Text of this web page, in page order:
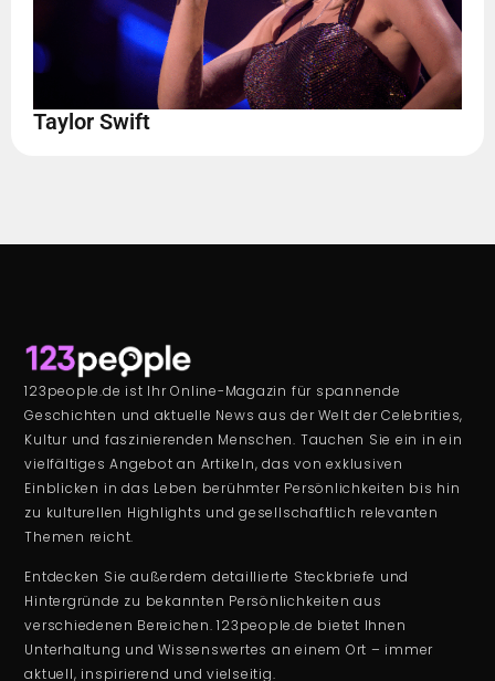
Taylor Swift
123people.de ist Ihr Online-Magazin für spannende
Geschichten und aktuelle News aus der Welt der Celebrities,
Kultur und faszinierenden Menschen. Tauchen Sie ein in ein
vielfältiges Angebot an Artikeln, das von exklusiven
Einblicken in das Leben berühmter Persönlichkeiten bis hin
zu kulturellen Highlights und gesellschaftlich relevanten
Themen reicht.
Entdecken Sie außerdem detaillierte Steckbriefe und
Hintergründe zu bekannten Persönlichkeiten aus
verschiedenen Bereichen. 123people.de bietet Ihnen
Unterhaltung und Wissenswertes an einem Ort – immer
aktuell, inspirierend und vielseitig.